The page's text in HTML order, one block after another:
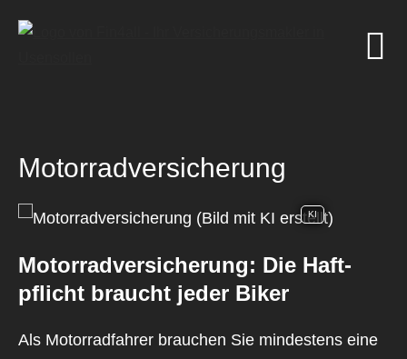
Motor­rad­ver­sicherung
KI
Motor­rad­ver­sicherung: Die Haft­
pflicht braucht jeder Biker
Als Motorradfahrer brauchen Sie mindestens eine